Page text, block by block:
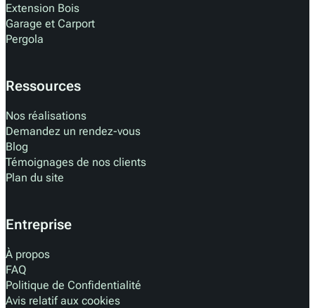
Extension Bois
Garage et Carport
Pergola
Ressources
Nos réalisations
Demandez un rendez-vous
Blog
Témoignages de nos clients
Plan du site
Entreprise
À propos
FAQ
Politique de Confidentialité
Avis relatif aux cookies